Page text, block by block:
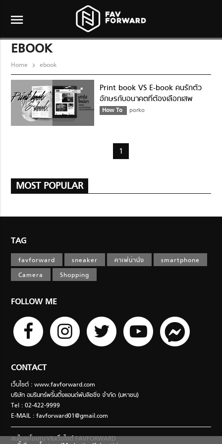
menu
EBOOK
Home ebook
Print book VS E-book คนรักตัว
อักษรกับอนาคตที่ต้องเลือกเสพ
How To porko
1
MOST POPULAR
TAG
favforward sneaker คาเฟ่น่านั่ง
smartphone
Camera
Shopping
FOLLOW ME
CONTACT
เว็บไซต์ : www.favforward.com
บริษัท อมรินทร์พริ้นติ้งแอนด์พับลิชชิ่ง จำกัด (มหาชน)
Tel : 02-422-9999
E-MAIL :favforward01@gmail.com
สนใจลงโฆษณากับเว็บไซต์ FAVFORWARD